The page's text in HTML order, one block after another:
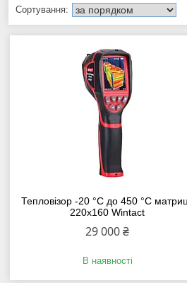
Тепловізор -20 °C до 450 °C
220х160 Wintact
29 000 ₴
В наявності